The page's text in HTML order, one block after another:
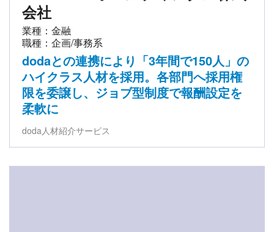
会社
業種：金融
職種：企画/事務系
dodaとの連携により「3年間で150人」の
ハイクラス人材を採用。各部門へ採用権
限を委譲し、ジョブ型制度で報酬設定を
柔軟に
doda人材紹介サービス